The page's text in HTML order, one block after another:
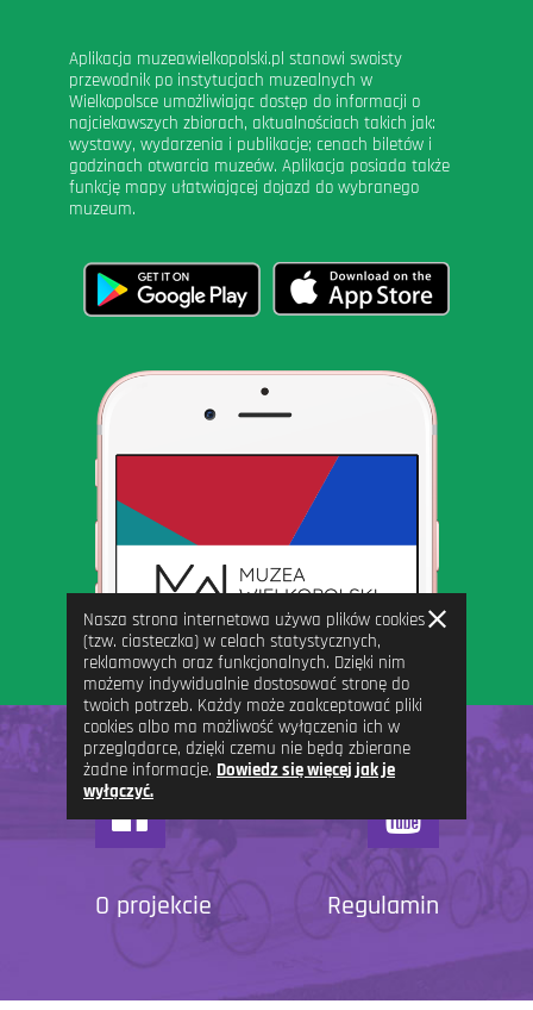
Aplikacja muzeawielkopolski.pl stanowi swoisty
przewodnik po instytucjach muzealnych w
Wielkopolsce umożliwiając dostęp do informacji o
najciekawszych zbiorach, aktualnościach takich jak:
wystawy, wydarzenia i publikacje; cenach biletów i
godzinach otwarcia muzeów. Aplikacja posiada także
funkcję mapy ułatwiającej dojazd do wybranego
muzeum.
O projekcie Regulamin
Nasza strona internetowa używa plików cookies
(tzw. ciasteczka) w celach statystycznych,
reklamowych oraz funkcjonalnych. Dzięki nim
możemy indywidualnie dostosować stronę do
twoich potrzeb. Każdy może zaakceptować pliki
cookies albo ma możliwość wyłączenia ich w
przeglądarce, dzięki czemu nie będą zbierane
żadne informacje. Dowiedz się więcej jak je
wyłączyć.